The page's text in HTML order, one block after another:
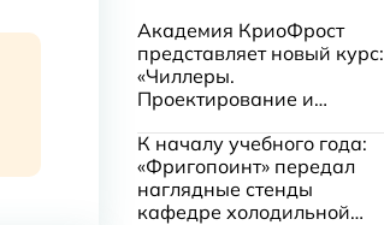
Академия КриоФрост
представляет новый курс:
«Чиллеры.
Проектирование и
охлаждения жидкостей»
К началу учебного года:
«Фригопоинт» передал
наглядные стенды
кафедре холодильной